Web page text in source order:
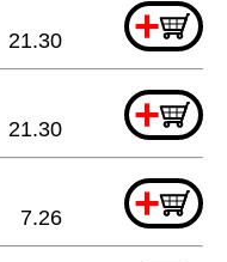
+
21.30
+
21.30
+
7.26